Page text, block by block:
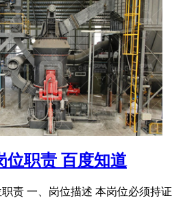
位职责 百度知道
责 一、岗位描述 本岗位必须持证